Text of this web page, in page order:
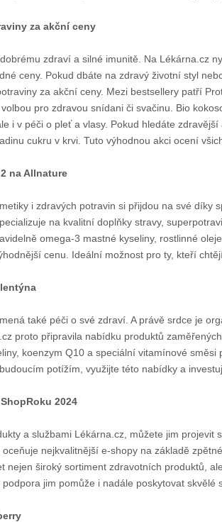
za akční ceny
zdraví a silné imunitě. Na Lékárna.cz
ceny. Pokud dbáte na zdravý životní styl
za akční ceny. Mezi bestsellery patří
pro zdravou snídani či svačinu. Bio
i v péči o pleť a vlasy. Pokud hledáte
cukru v krvi. Tuto výhodnou akci ocení
na Allnature
i zdravých potravin si přijdou na své díky
na kvalitní doplňky stravy,
omega-3 mastné kyseliny, rostlinné
cenu. Ideální možnost pro ty, kteří
také péči o své zdraví. A právě srdce je
proto připravila nabídku produktů
koenzym Q10 a speciální vitamínové
potížím, využijte této nabídky a
2024
a službami Lékárna.cz, můžete jim
nejkvalitnější e-shopy na základě
nejen široký sortiment zdravotních produktů,
jim pomůže i nadále poskytovat skvělé